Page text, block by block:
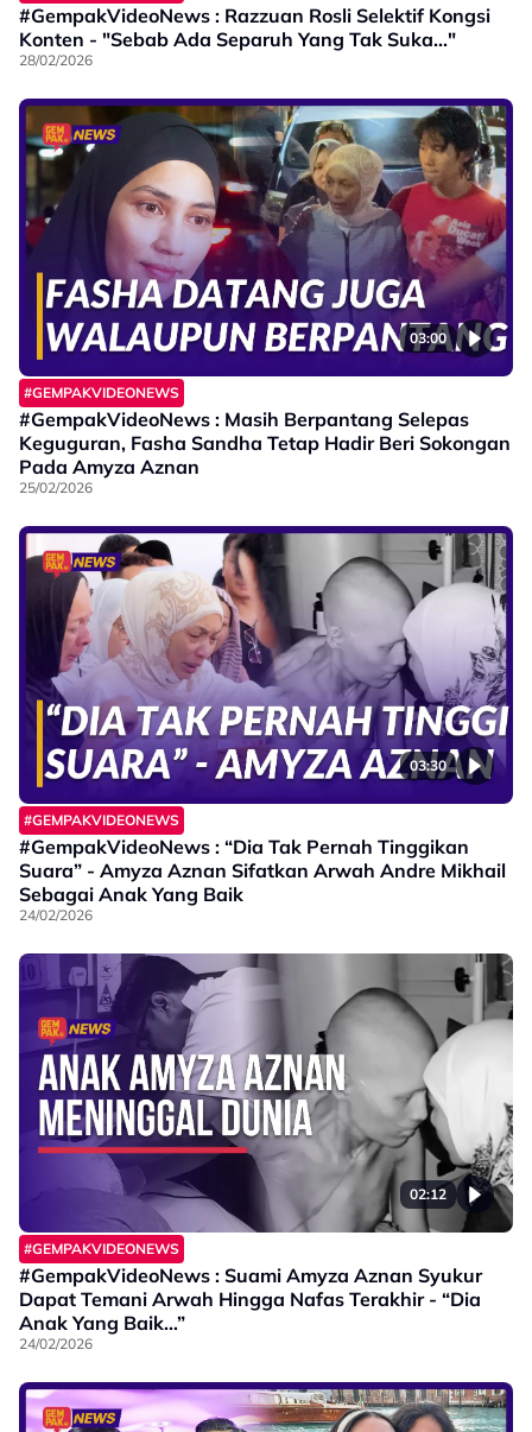
#GempakVideoNews : Razzuan Rosli Selektif Kongsi
Konten - "Sebab Ada Separuh Yang Tak Suka..."
28/02/2026
03:00
#GEMPAKVIDEONEWS
#GempakVideoNews : Masih Berpantang Selepas
Keguguran, Fasha Sandha Tetap Hadir Beri Sokongan
Pada Amyza Aznan
25/02/2026
03:30
#GEMPAKVIDEONEWS
#GempakVideoNews : “Dia Tak Pernah Tinggikan
Suara” - Amyza Aznan Sifatkan Arwah Andre Mikhail
Sebagai Anak Yang Baik
24/02/2026
02:12
#GEMPAKVIDEONEWS
#GempakVideoNews : Suami Amyza Aznan Syukur
Dapat Temani Arwah Hingga Nafas Terakhir - “Dia
Anak Yang Baik…”
24/02/2026